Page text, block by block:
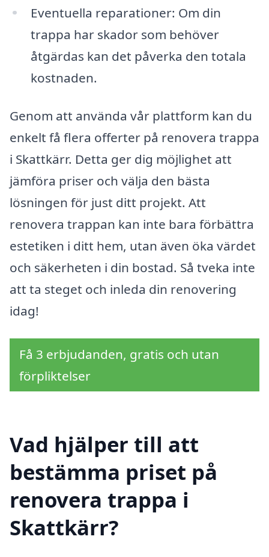
Eventuella reparationer: Om din
trappa har skador som behöver
åtgärdas kan det påverka den totala
kostnaden.
Genom att använda vår plattform kan du
enkelt få flera offerter på renovera trappa
i Skattkärr. Detta ger dig möjlighet att
jämföra priser och välja den bästa
lösningen för just ditt projekt. Att
renovera trappan kan inte bara förbättra
estetiken i ditt hem, utan även öka värdet
och säkerheten i din bostad. Så tveka inte
att ta steget och inleda din renovering
idag!
Få 3 erbjudanden, gratis och utan
förpliktelser
Vad hjälper till att
bestämma priset på
renovera trappa i
Skattkärr?